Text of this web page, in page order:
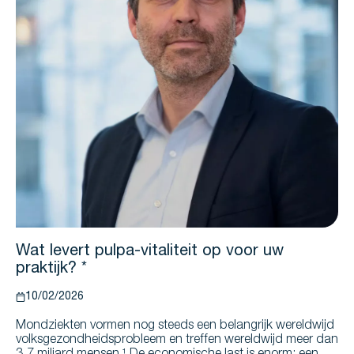
Wat levert pulpa-vitaliteit op voor uw
praktijk? *
10/02/2026
Mondziekten vormen nog steeds een belangrijk wereldwijd
volksgezondheidsprobleem en treffen wereldwijd meer dan